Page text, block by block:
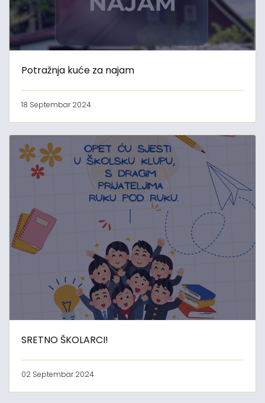
Potražnja kuće za najam
18 Septembar 2024
SRETNO ŠKOLARCI!
02 Septembar 2024